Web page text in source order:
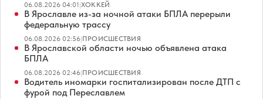
06.08.2026 04:01|ХОККЕЙ
В Ярославле из-за ночной атаки БПЛА перерыли
федеральную трассу
06.08.2026 02:56|ПРОИСШЕСТВИЯ
В Ярославской области ночью объявлена атака
БПЛА
06.08.2026 02:46|ПРОИСШЕСТВИЯ
Водитель иномарки госпитализирован после ДТП с
фурой под Переславлем